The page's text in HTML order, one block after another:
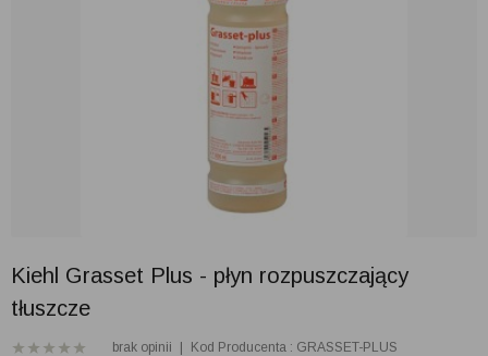
Kiehl Grasset Plus - płyn rozpuszczający
tłuszcze
brak opinii Kod Producenta : GRASSET-PLUS